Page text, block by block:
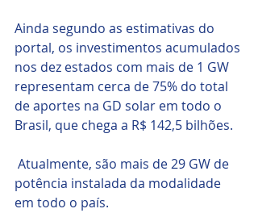
Ainda segundo as estimativas do
portal, os investimentos acumulados
nos dez estados com mais de 1 GW
representam cerca de 75% do total
de aportes na GD solar em todo o
Brasil, que chega a R$ 142,5 bilhões.
potência instalada da modalidade
em todo o país.